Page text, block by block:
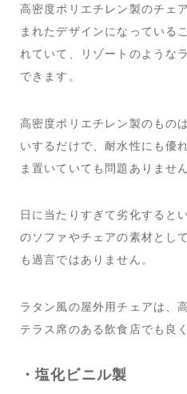
高密度ポリエチレン製のチェ
まれたデザインになっている
れていて、リゾートのような
できます。
高密度ポリエチレン製のもの
いするだけで、耐水性にも優
ま置いていても問題ありません
日に当たりすぎて劣化すると
のソファやチェアの素材とし
も過言ではありません。
ラタン風の屋外用チェアは、
テラス席のある飲食店でも良
・塩化ビニル製